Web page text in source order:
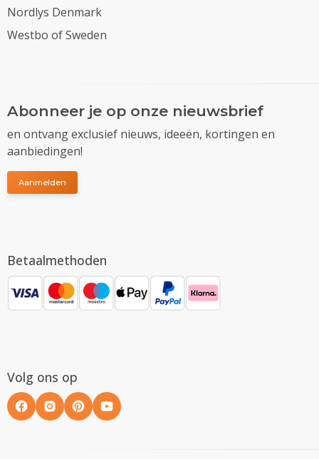
Nordlys Denmark
Westbo of Sweden
Abonneer je op onze nieuwsbrief
en ontvang exclusief nieuws, ideeën, kortingen en
aanbiedingen!
Aanmelden
Betaalmethoden
Volg ons op